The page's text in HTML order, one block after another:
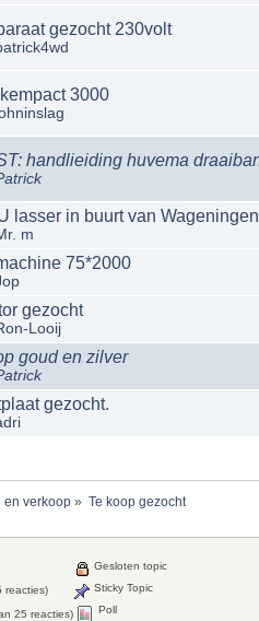
gezocht 230volt
3000
handlieiding huvema
lasser in buurt van Wageningen
m
75*2000
gezocht
Looij
goud en zilver
gezocht.
en verkoop » Te koop gezocht
reacties)
25 reacties)
Gesloten topic
Sticky Topic
Poll